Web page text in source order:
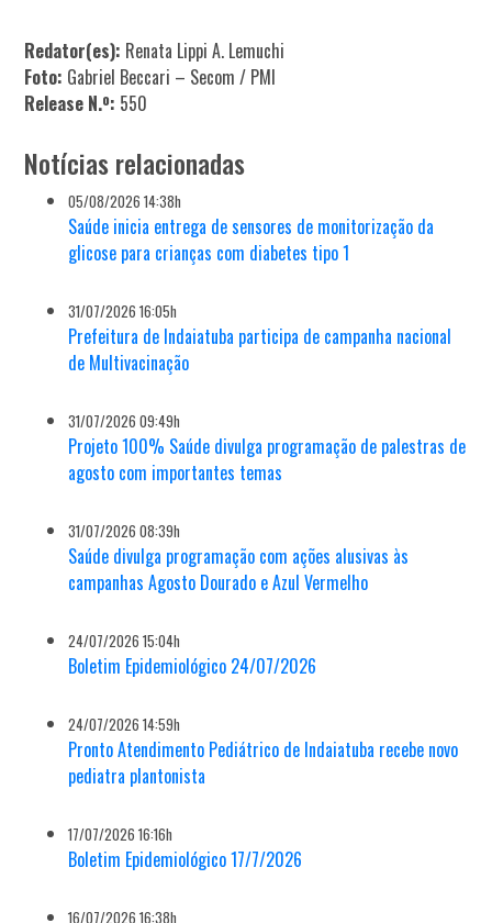
Redator(es): Renata Lippi A. Lemuchi
Foto: Gabriel Beccari – Secom / PMI
Release N.º: 550
Notícias relacionadas
05/08/2026 14:38h
Saúde inicia entrega de sensores de monitorização da
glicose para crianças com diabetes tipo 1
31/07/2026 16:05h
Prefeitura de Indaiatuba participa de campanha nacional
de Multivacinação
31/07/2026 09:49h
Projeto 100% Saúde divulga programação de palestras de
agosto com importantes temas
31/07/2026 08:39h
Saúde divulga programação com ações alusivas às
campanhas Agosto Dourado e Azul Vermelho
24/07/2026 15:04h
Boletim Epidemiológico 24/07/2026
24/07/2026 14:59h
Pronto Atendimento Pediátrico de Indaiatuba recebe novo
pediatra plantonista
17/07/2026 16:16h
Boletim Epidemiológico 17/7/2026
16/07/2026 16:38h